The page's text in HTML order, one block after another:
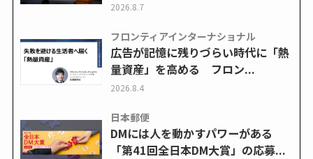
2026.8.7
フロンティアインターナショナル
広告が記憶に残りづらい時代に「熱
量資産」を高める フロン...
2026.8.4
日本郵便
DMには人を動かすパワーがある
「第41回全日本DM大賞」の応募...